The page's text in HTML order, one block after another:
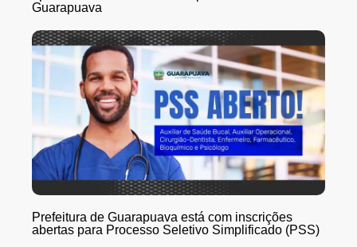
Guarapuava
Prefeitura de Guarapuava está com inscrições
abertas para Processo Seletivo Simplificado (PSS)